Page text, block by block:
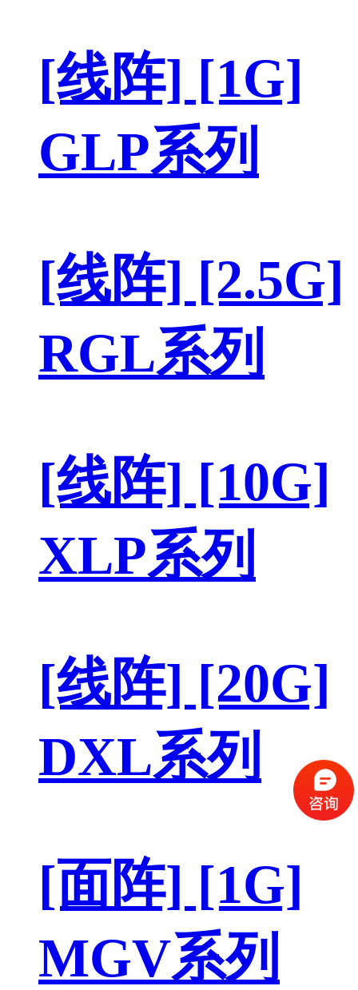
[线阵] [1G]
GLP系列
[线阵] [2.5G]
RGL系列
[线阵] [10G]
XLP系列
[线阵] [20G]
DXL系列
[面阵] [1G]
MGV系列